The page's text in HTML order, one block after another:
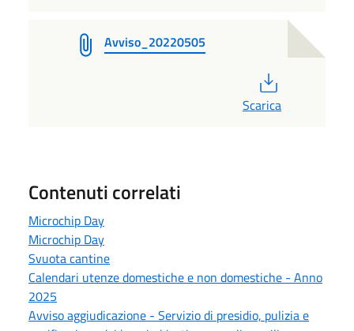
Avviso_20220505
Scarica
Contenuti correlati
Microchip Day
Microchip Day
Svuota cantine
Calendari utenze domestiche e non domestiche - Anno
2025
Avviso aggiudicazione - Servizio di presidio, pulizia e